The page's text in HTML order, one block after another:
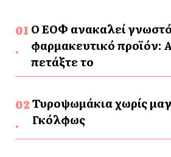
Ο ΕΟΦ ανακαλεί γνωστό
φαρμακευτικό προϊόν:
πετάξτε το
Τυροψωμάκια χωρίς
Γκόλφως